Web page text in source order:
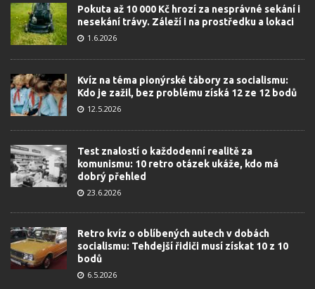
Pokuta až 10 000 Kč hrozí za nesprávné sekání i
nesekání trávy. Záleží i na prostředku a lokaci
1.6.2026
Kvíz na téma pionýrské tábory za socialismu:
Kdo je zažil, bez problému získá 12 ze 12 bodů
12.5.2026
Test znalostí o každodenní realitě za
komunismu: 10 retro otázek ukáže, kdo má
dobrý přehled
23.6.2026
Retro kvíz o oblíbených autech v dobách
socialismu: Tehdejší řidiči musí získat 10 z 10
bodů
6.5.2026